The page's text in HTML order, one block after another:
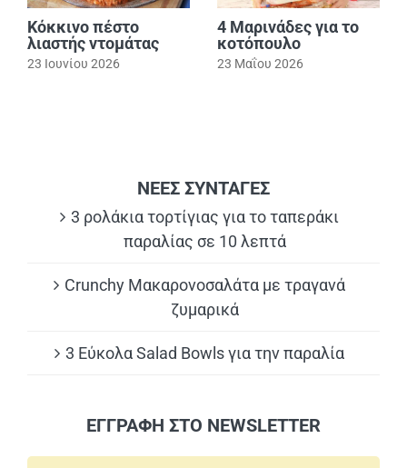
Κόκκινο πέστο
λιαστής ντομάτας
23 Ιουνίου 2026
4 Μαρινάδες για το
κοτόπουλο
23 Μαΐου 2026
ΝΕΕΣ ΣΥΝΤΑΓΕΣ
3 ρολάκια τορτίγιας για το ταπεράκι
παραλίας σε 10 λεπτά
Crunchy Μακαρονοσαλάτα με τραγανά
ζυμαρικά
3 Εύκολα Salad Bowls για την παραλία
ΕΓΓΡΑΦΗ ΣΤΟ NEWSLETTER